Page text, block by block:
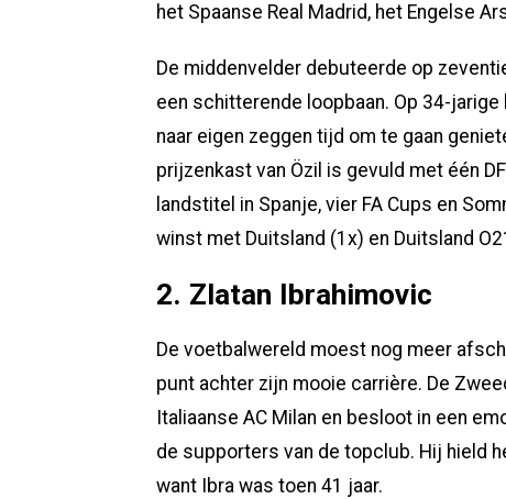
het Spaanse Real Madrid, het Engelse
De middenvelder debuteerde op
een schitterende loopbaan. Op 34-
naar eigen zeggen tijd om te gaan
prijzenkast van Özil is gevuld met één
landstitel in Spanje, vier FA Cups en
winst met Duitsland (1x) en Duitsland
2. Zlatan Ibrahimovic
De voetbalwereld moest nog meer
punt achter zijn mooie carrière. De
Italiaanse AC Milan en besloot in een
de supporters van de topclub. Hij hield
want Ibra was toen 41 jaar.